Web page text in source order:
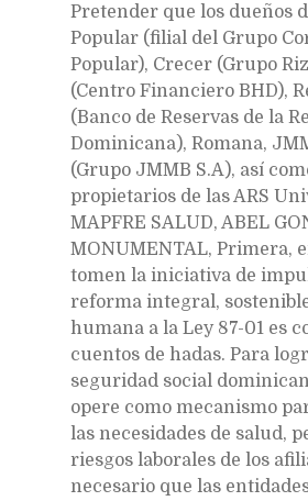
Pretender que los dueños
Popular (filial del Grupo
Popular), Crecer (Grupo
(Centro Financiero BHD),
(Banco de Reservas de la
Dominicana), Romana,
(Grupo JMMB S.A), así
propietarios de las ARS
MAPFRE SALUD, ABEL
MONUMENTAL, Primera,
tomen la iniciativa de
reforma integral,
humana a la Ley 87-01 es
cuentos de hadas. Para
seguridad social
opere como mecanismo
las necesidades de salud,
riesgos laborales de los
necesario que las